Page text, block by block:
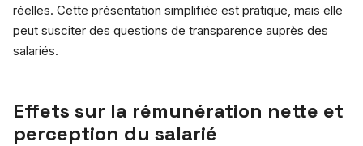
réelles. Cette présentation simplifiée est pratique, mais elle
peut susciter des questions de transparence auprès des
salariés.
Effets sur la rémunération nette et
perception du salarié